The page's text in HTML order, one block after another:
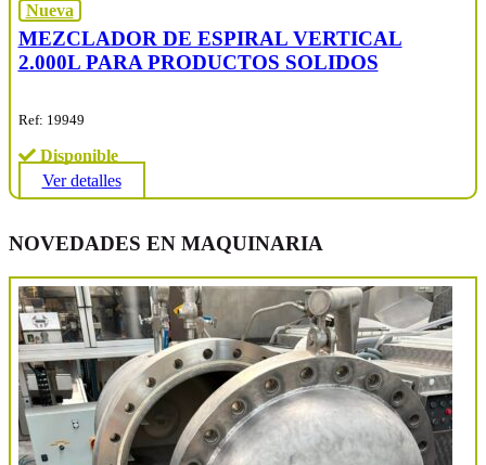
Nueva
MEZCLADOR DE ESPIRAL VERTICAL
2.000L PARA PRODUCTOS SOLIDOS
Ref: 19949
Disponible
Ver detalles
NOVEDADES EN MAQUINARIA